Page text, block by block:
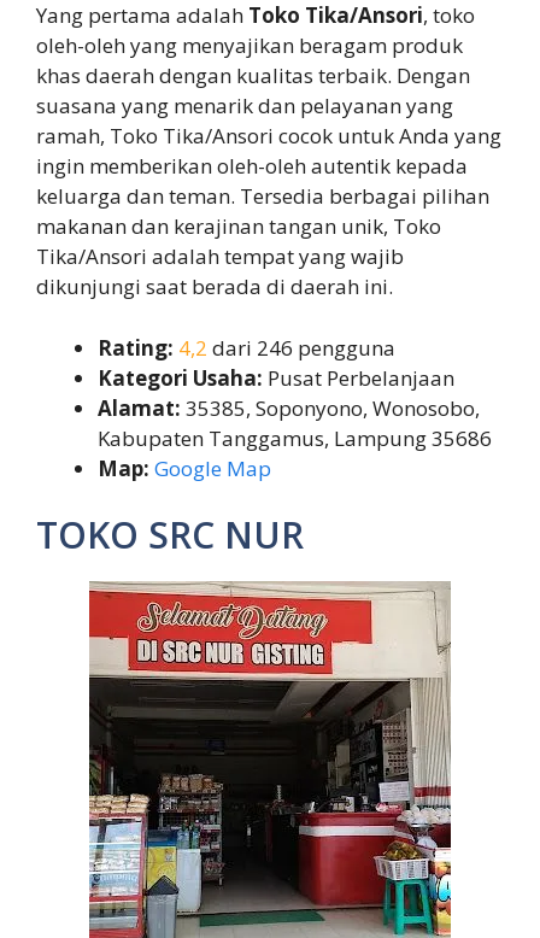
Yang pertama adalah Toko Tika/Ansori, toko
oleh-oleh yang menyajikan beragam produk
khas daerah dengan kualitas terbaik. Dengan
suasana yang menarik dan pelayanan yang
ramah, Toko Tika/Ansori cocok untuk Anda yang
ingin memberikan oleh-oleh autentik kepada
keluarga dan teman. Tersedia berbagai pilihan
makanan dan kerajinan tangan unik, Toko
Tika/Ansori adalah tempat yang wajib
dikunjungi saat berada di daerah ini.
Rating: 4,2 dari 246 pengguna
Kategori Usaha: Pusat Perbelanjaan
Alamat: 35385, Soponyono, Wonosobo,
Kabupaten Tanggamus, Lampung 35686
Map: Google Map
TOKO SRC NUR